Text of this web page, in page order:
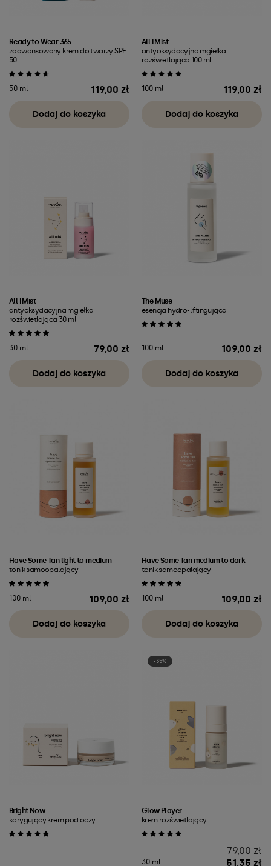
Ready to Wear 365
zaawansowany krem do twarzy SPF
50
50 ml 119,00 zł
Dodaj do koszyka
All I Mist
antyoksydacyjna mgiełka
rozświetlająca 100 ml
100 ml 119,00 zł
Dodaj do koszyka
All I Mist
antyoksydacyjna mgiełka
rozświetlająca 30 ml
30 ml 79,00 zł
Dodaj do koszyka
The Muse
esencja hydro-liftingująca
100 ml 109,00 zł
Dodaj do koszyka
Have Some Tan light to medium
tonik samoopalający
100 ml 109,00 zł
Dodaj do koszyka
Have Some Tan medium to dark
tonik samoopalający
100 ml 109,00 zł
Dodaj do koszyka
Bright Now
korygujący krem pod oczy
-35%
Glow Player
krem rozświetlający
30 ml
79,00 zł
51,35 zł